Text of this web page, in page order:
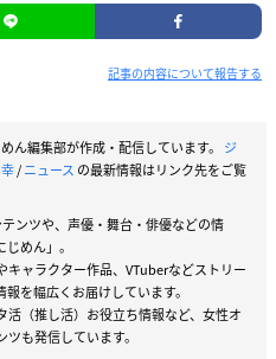
記事の内容について報告する
ん編集部が作成・配信しています。 ジ
/ニュース の最新情報はリンク先をご覧
ンツや、声優・舞台・俳優などの情
めん」。
ャラクター作品、VTuberなどストリー
を幅広くお届けしています。
（推し活）お役立ち情報など、女性オ
も発信しています。